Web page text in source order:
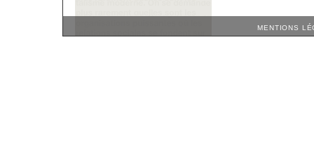
MENTIONS